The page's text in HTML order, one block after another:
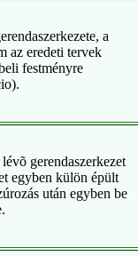
a
az eredeti tervek
festményre
gerendaszerkezet
egyben külön épült
után egyben be